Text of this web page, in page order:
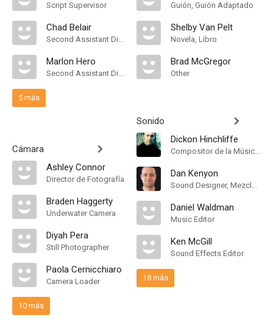
Script Supervisor
Chad Belair
Second Assistant Director, First Assistant Director
Marlon Hero
Second Assistant Director
5 más
Cámara
Ashley Connor
Director de Fotografía
Braden Haggerty
Underwater Camera
Diyah Pera
Still Photographer
Paola Cernicchiaro
Camera Loader
10 más
Guión, Guión Adaptado
Shelby Van Pelt
Novela, Libro
Brad McGregor
Other
Sonido
Dickon Hinchliffe
Compositor de la Música Original, Orquestador
Dan Kenyon
Sound Designer, Mezclador de Re-Grabación de Sonido
Daniel Waldman
Music Editor
Ken McGill
Sound Effects Editor
18 más